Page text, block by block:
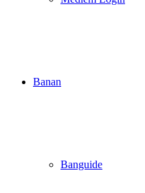
Banan
Banguide